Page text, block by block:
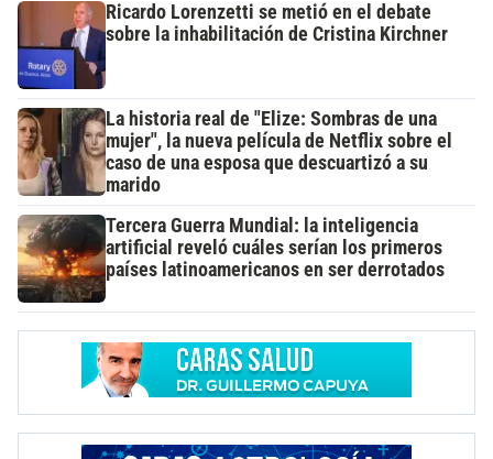
Ricardo Lorenzetti se metió en el debate
sobre la inhabilitación de Cristina Kirchner
La historia real de "Elize: Sombras de una
mujer", la nueva película de Netflix sobre el
caso de una esposa que descuartizó a su
marido
Tercera Guerra Mundial: la inteligencia
artificial reveló cuáles serían los primeros
países latinoamericanos en ser derrotados